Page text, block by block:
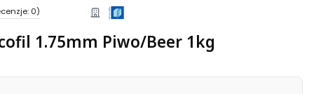
0)
1.75mm Piwo/Beer 1kg